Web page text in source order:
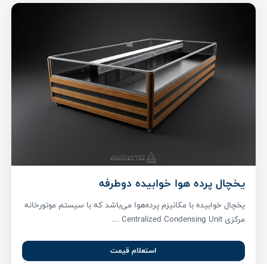
یخچال پرده هوا خوابیده دوطرفه
یخچال خوابیده با مکانیزم پرده‌هوا می‌باشد که با سیستم موتورخانه
مرکزی Centralized Condensing Unit ...
استعلام قیمت